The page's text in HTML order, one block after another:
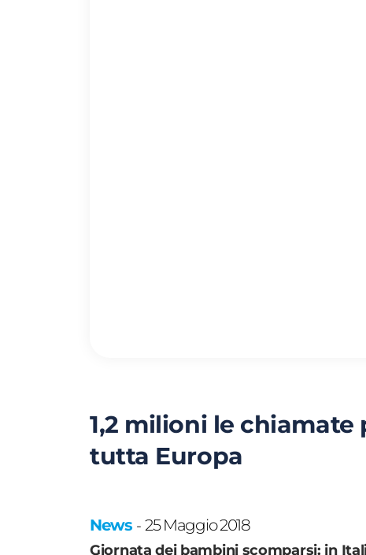
1,2 milioni le
tutta Europa
News - 25 Maggio 2018
Giornata dei bambini scomparsi: in